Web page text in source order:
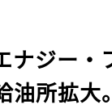
ナジー・
油所拡大